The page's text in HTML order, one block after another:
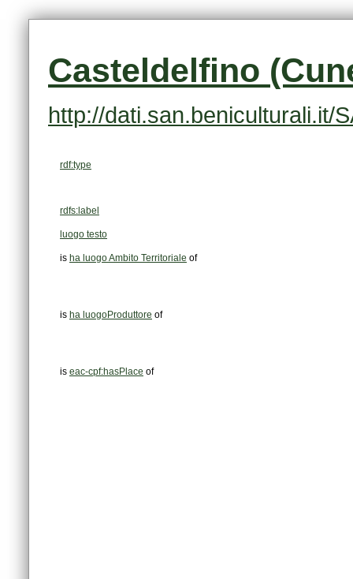
Casteldelfino
http://dati.san.beniculturali.it/
rdf:type
rdfs:label
luogo testo
is ha luogo Ambito Territoriale of
is ha luogoProduttore of
is eac-cpf:hasPlace of